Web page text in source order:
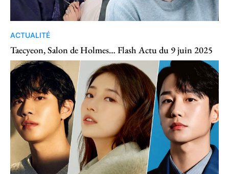
ACTUALITÉ
Taecyeon, Salon de Holmes… Flash Actu du 9 juin 2025